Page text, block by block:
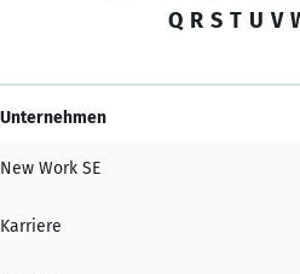
Q R S T U V
Unternehmen
New Work SE
Karriere